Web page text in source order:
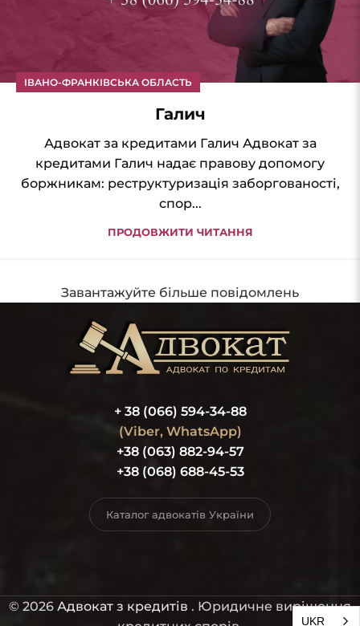
ІВАНО-ФРАНКІВСЬКА ОБЛАСТЬ
Галич
Адвокат за кредитами Галич Адвокат за
кредитами Галич надає правову допомогу
боржникам: реструктуризація заборгованості,
спор...
ПРОДОВЖИТИ ЧИТАННЯ
Завантажуйте більше повідомлень
+ 38 (066) 594-34-88
(Viber, WhatsApp)
+38 (063) 882-94-57
+38 (068) 688-45-53
Каталог адвокатів України
© 2026 Адвокат з кредитів . Юридичне вирішення
UKR